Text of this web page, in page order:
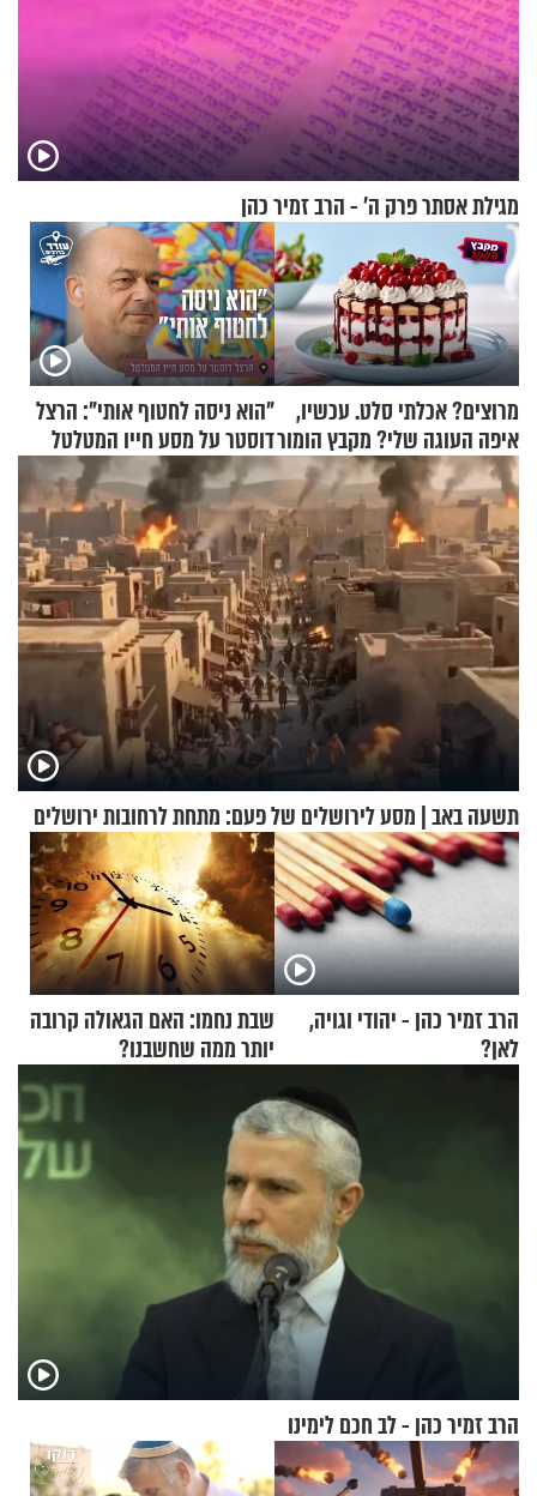
מגילת אסתר פרק ה’ - הרב זמיר כהן
מרוצים? אכלתי סלט. עכשיו,
איפה העוגה שלי? מקבץ הומור
כייפי מספר 1
"הוא ניסה לחטוף אותי": הרצל
דוסטר על מסע חייו המטלטל
תשעה באב | מסע לירושלים של פעם: מתחת לרחובות ירושלים
הרב זמיר כהן - יהודי וגויה,
לאן?
שבת נחמו: האם הגאולה קרובה
יותר ממה שחשבנו?
הרב זמיר כהן - לב חכם לימינו